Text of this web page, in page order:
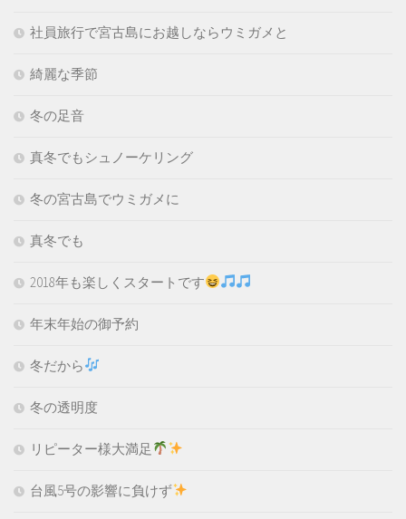
社員旅行で宮古島にお越しならウミガメと
綺麗な季節
冬の足音
真冬でもシュノーケリング
冬の宮古島でウミガメに
真冬でも
2018年も楽しくスタートです
年末年始の御予約
冬だから
冬の透明度
リピーター様大満足
台風5号の影響に負けず